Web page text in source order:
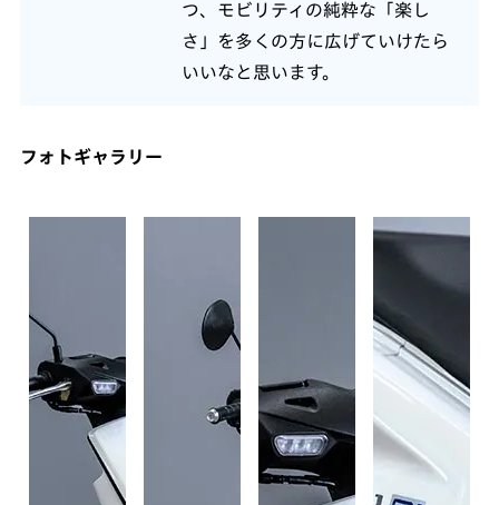
つ、モビリティの純粋な「楽し
さ」を多くの方に広げていけたら
いいなと思います。
フォトギャラリー